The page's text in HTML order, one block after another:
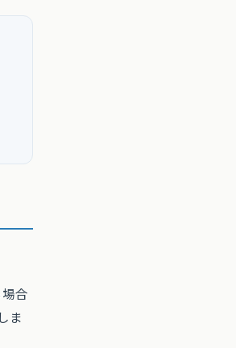
合
ま